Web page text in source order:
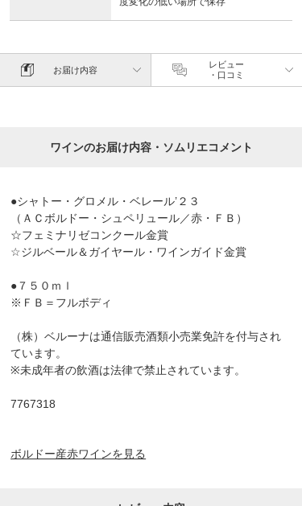
お届け内容
レビュー
・口コミ
ワインのお届け内容・ソムリエコメント
●シャトー・グロメル・ベレール’２３
（ＡＣボルドー・シュペリュール／赤・ＦＢ）
☆フェミナリゼコンクール金賞
☆ジルベール＆ガイヤール・ワインガイド金賞
●７５０ｍｌ
※ＦＢ＝フルボディ
（株）ベルーナは通信販売酒類小売業免許を付与され
ています。
※未成年者の飲酒は法律で禁止されています。
7767318
ボルドー産赤ワインを見る